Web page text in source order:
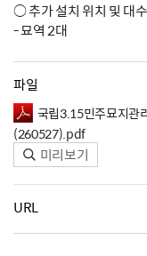
○ 추가 설치 위치 및 대수
- 묘역 2대
파일
국립3.15민주묘지관
(260527).pdf
미리보기
URL